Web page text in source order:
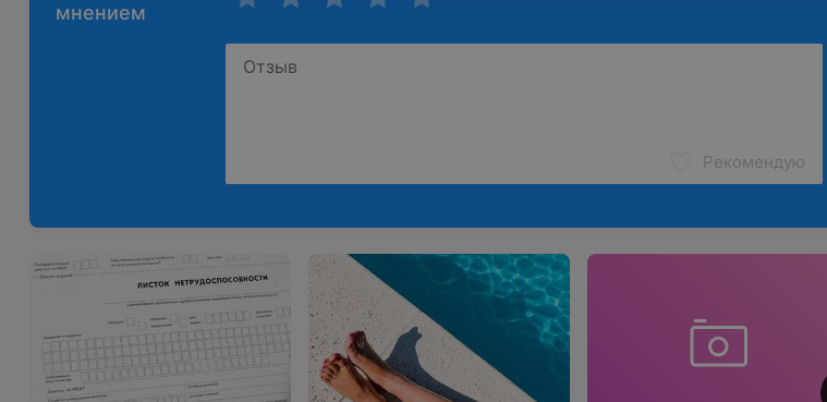
мнением
Рекомендую